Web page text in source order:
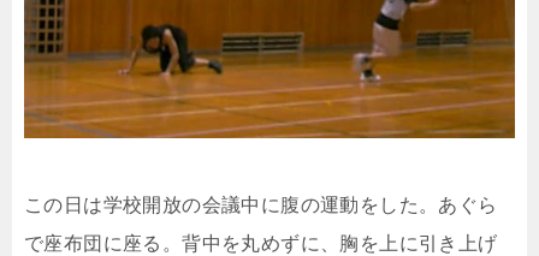
この日は学校開放の会議中に腹の運動をした。あぐら
で座布団に座る。背中を丸めずに、胸を上に引き上げ